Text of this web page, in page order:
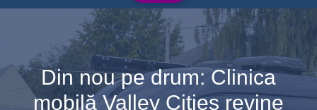
Din nou pe drum: Clinica
mobilă Valley Cities revine